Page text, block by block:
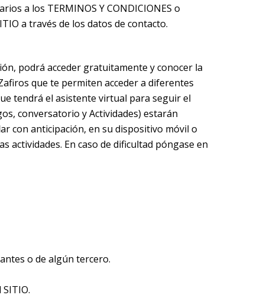
a los TERMINOS Y CONDICIONES o
a través de los datos de contacto.
podrá acceder gratuitamente y conocer la
que te permiten acceder a diferentes
tendrá el asistente virtual para seguir el
conversatorio y Actividades) estarán
con anticipación, en su dispositivo móvil o
actividades. En caso de dificultad póngase en
o de algún tercero.